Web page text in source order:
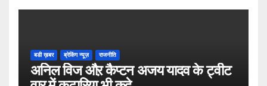
बडी ख़बर ब्रेकिंग न्यूज़ राजनीति
अनिल विज औऱ कैप्टन अजय यादव के ट्वीट